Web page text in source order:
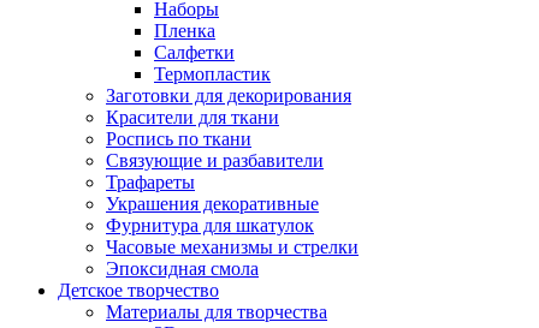
Наборы
Пленка
Салфетки
Термопластик
Заготовки для декорирования
Красители для ткани
Роспись по ткани
Связующие и разбавители
Трафареты
Украшения декоративные
Фурнитура для шкатулок
Часовые механизмы и стрелки
Эпоксидная смола
Детское творчество
Материалы для творчества